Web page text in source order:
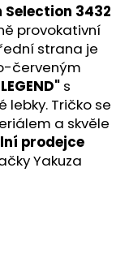
Selection 3432
provokativní
strana je
červeným
s
Tričko se
a skvěle
prodejce
Yakuza